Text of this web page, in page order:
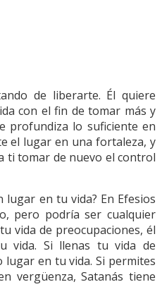
de liberarte. Él quiere
con el fin de tomar más y
profundiza lo suficiente en
el lugar en una fortaleza, y
ti tomar de nuevo el control
lugar en tu vida? En Efesios
pero podría ser cualquier
vida de preocupaciones, él
vida. Si llenas tu vida de
en tu vida. Si permites
vergüenza, Satanás tiene